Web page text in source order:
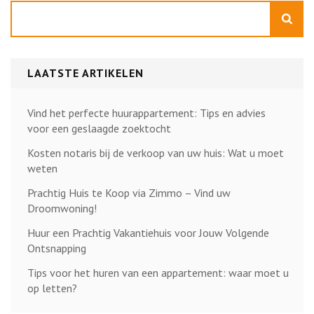
LAATSTE ARTIKELEN
Vind het perfecte huurappartement: Tips en advies
voor een geslaagde zoektocht
Kosten notaris bij de verkoop van uw huis: Wat u moet
weten
Prachtig Huis te Koop via Zimmo – Vind uw
Droomwoning!
Huur een Prachtig Vakantiehuis voor Jouw Volgende
Ontsnapping
Tips voor het huren van een appartement: waar moet u
op letten?